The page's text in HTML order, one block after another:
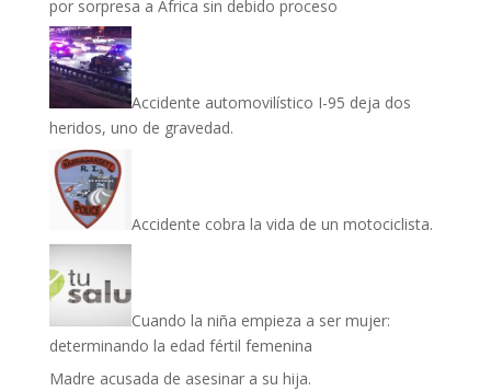
por sorpresa a África sin debido proceso
Accidente automovilístico I-95 deja dos
heridos, uno de gravedad.
Accidente cobra la vida de un motociclista.
Cuando la niña empieza a ser mujer:
determinando la edad fértil femenina
Madre acusada de asesinar a su hija.